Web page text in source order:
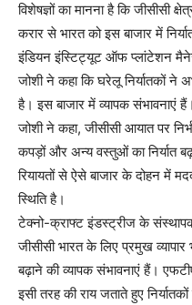
विशेषज्ञों का मानना है कि जीसीसी
करार से भारत को इस बाजार में
इंडियन इंस्टिट्यूट ऑफ प्लांटेशन
जोशी ने कहा कि घरेलू निर्यातकों ने
है। इस बाजार में व्यापक संभावनाएं हैं।
जोशी ने कहा, जीसीसी आयात पर
कपड़ों और अन्य वस्तुओं का निर्यात
रियायतों से ऐसे बाजार के दोहन में
स्थिति है।
टेक्नो-क्राफ्ट इंडस्ट्रीज के
जीसीसी भारत के लिए प्रमुख व्यापार
बढ़ाने की व्यापक संभावनाएं हैं।
इसी तरह की राय जताते हुए